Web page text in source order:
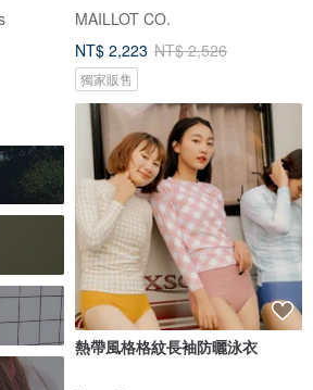
MAILLOT CO.
NT$ 2,223 NT$ 2,526
獨家販售
熱帶風格格紋長袖防曬泳衣